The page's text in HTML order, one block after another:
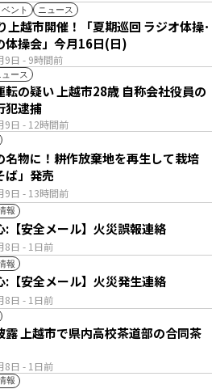
ベント ニュース
9日 - 9時間前
上越市開催！「夏期巡回 ラジオ体操･
体操会」今月16日(日)
ュース
9日 - 12時間前
転の疑い 上越市28歳 自称会社役員の
犯逮捕
9日 - 13時間前
名物に！耕作放棄地を再生して栽培
ば」発売
報
8日 - 1日前
:【安全メール】火災誤報連絡
報
8日 - 1日前
:【安全メール】火災発生連絡
8日 - 1日前
露 上越市で県内高校茶道部の合同茶
報